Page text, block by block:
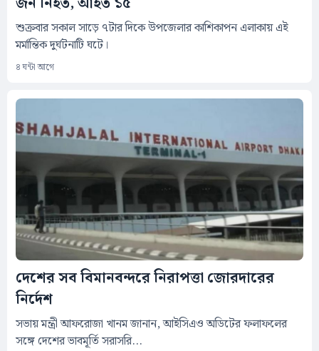
শুক্রবার সকাল সাড়ে ৭টার দিকে উপজেলার কাশিকাপন এলাকায় এই
মর্মান্তিক দুর্ঘটনাটি ঘটে।
৪ ঘন্টা আগে
দেশের সব বিমানবন্দরে নিরাপত্তা জোরদারের
নির্দেশ
সভায় মন্ত্রী আফরোজা খানম জানান, আইসিএও অডিটের ফলাফলের
সঙ্গে দেশের ভাবমূর্তি সরাসরি...